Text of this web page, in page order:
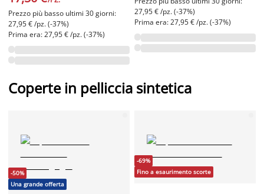
Prezzo più basso ultimi 30 giorni:
27,95 € /pz. (-37%)
Prima era: 27,95 € /pz. (-37%)
27,95 € /pz. (-37%)
Prima era: 27,95 € /pz. (-37%)
Coperte in pelliccia sintetica
-50%
Una grande offerta
-69%
Fino a esaurimento scorte